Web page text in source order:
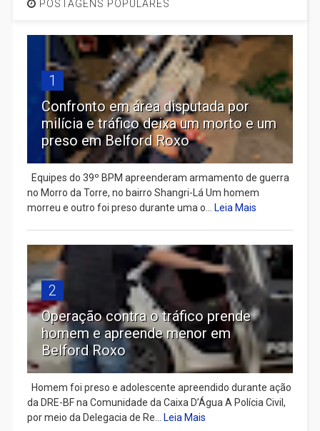
POSTAGENS POPULARES
1
Confronto em área disputada por
milícia e tráfico deixa um morto e um
preso em Belford Roxo
Equipes do 39º BPM apreenderam armamento de guerra
no Morro da Torre, no bairro Shangri-Lá Um homem
morreu e outro foi preso durante uma o...
Leia Mais
2
Operação contra o tráfico prende
homem e apreende menor em
Belford Roxo
Homem foi preso e adolescente apreendido durante ação
da DRE-BF na Comunidade da Caixa D’Água A Polícia Civil,
por meio da Delegacia de Re...
Leia Mais